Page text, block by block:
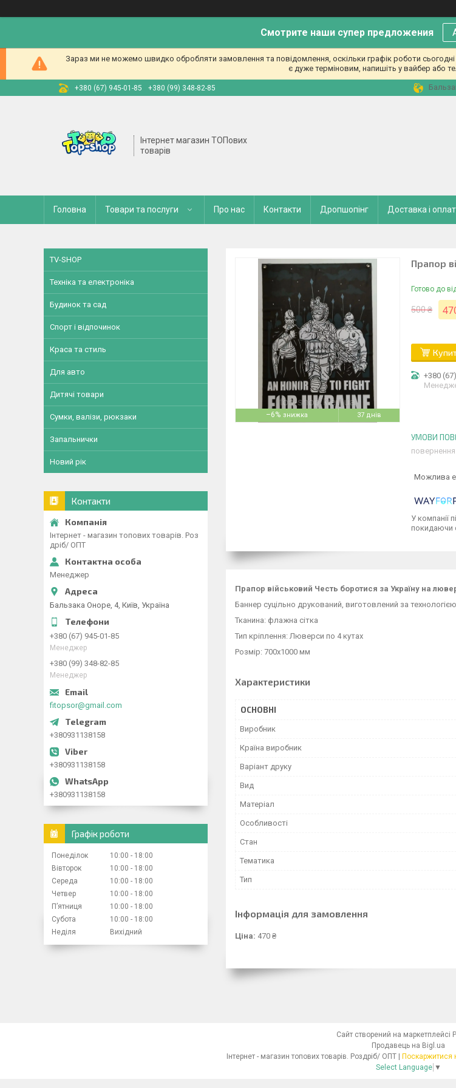
Смотрите наши супер предложения
Зараз ми не можемо швидко обробляти замовлення та повідомлення, оскільки графік роботи
є дуже терміновим, напишіть у вайбер або
+380 (67) 945-01-85 +380 (99) 348-82-85
Інтернет магазин ТОПових
товарів
Головна Товари та послуги Про нас Контакти Дропшопінг Доставка і
–6% 37 днів
Прапор
Готово до
500 ₴
+380
У компанії
покидаючи
Прапор військовий Честь боротися за Україну на
Баннер суцільно друкований, виготовлений за
Тканина: флажна сітка
Тип кріплення: Люверси по 4 кутах
Розмір: 700х1000 мм
Характеристики
ОСНОВНІ
Виробник
Країна виробник
Варіант друку
Вид
Матеріал
Особливості
Стан
Тематика
Тип
Інформація для замовлення
Ціна: 470 ₴
TV-SHOP
Техніка та електроніка
Будинок та сад
Спорт і відпочинок
Краса та стиль
Для авто
Дитячі товари
Сумки, валізи, рюкзаки
Запальнички
Новий рік
Контакти
Інтернет - магазин топових товарів. Роз
дріб/ ОПТ
Менеджер
Бальзака Оноре, 4, Київ, Україна
+380 (67) 945-01-85
Менеджер
+380 (99) 348-82-85
Менеджер
fitopsor@gmail.com
+380931138158
+380931138158
+380931138158
Графік роботи
Понеділок 10:00
18:00
Вівторок
10:00
18:00
Середа
10:00
18:00
Четвер
10:00
18:00
Пʼятниця
10:00
18:00
Субота
10:00
18:00
Неділя
Вихідний
Сайт створений на маркетплейсі
Продавець на Bigl.ua
Інтернет - магазин топових товарів. Роздріб/ ОПТ | Поскаржитися
Select Language ▼